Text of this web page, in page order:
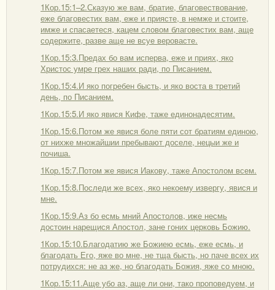
1Кор.15:1–2.Сказую же вам, братие, благовествование,
еже благовестих вам, еже и приясте, в немже и стоите,
имже и спасаетеся, кацем словом благовестих вам, аще
содержите, разве аще не всуе веровасте.
1Кор.15:3.Предах бо вам исперва, еже и приях, яко
Христос умре грех наших ради, по Писанием.
1Кор.15:4.И яко погребен бысть, и яко воста в третий
день, по Писанием.
1Кор.15:5.И яко явися Кифе, таже единонадесятим.
1Кор.15:6.Потом же явися боле пяти сот братиям единою,
от нихже множайшии пребывают доселе, нецыи же и
почиша.
1Кор.15:7.Потом же явися Иакову, таже Апостолом всем.
1Кор.15:8.Последи же всех, яко некоему извергу, явися и
мне.
1Кор.15:9.Аз бо есмь мний Апостолов, иже несмь
достоин нарещися Апостол, зане гоних церковь Божию.
1Кор.15:10.Благодатию же Божиею есмь, еже есмь, и
благодать Его, яже во мне, не тща бысть, но паче всех их
потрудихся: не аз же, но благодать Божия, яже со мною.
1Кор.15:11.Аще убо аз, аще ли они, тако проповедуем, и